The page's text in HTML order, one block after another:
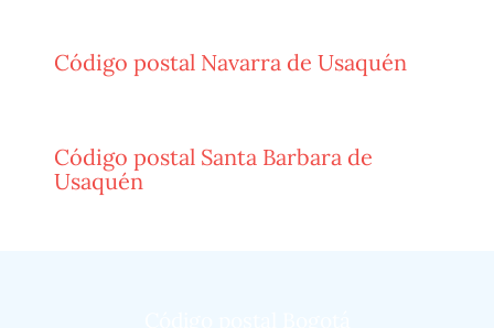
Código postal Navarra de Usaquén
Código postal Santa Barbara de
Usaquén